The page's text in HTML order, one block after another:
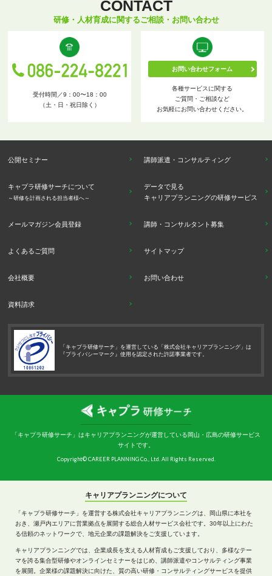
CONTACT
研修・人材育成に関するご相談・お問い合わせ
受付時間／9：00〜18：00
（土・日・祝日除く）
お問い合わせフォーム
各種サービスに関する
ご質問・ご相談など
お気軽にお問い合わせください。
公開セミナー 講師派遣・コンサルティング
キャプラ研修サーチについて
～研修を計画される担当者様へ～
データで見る
キャリアプランニングの研修サービス
メールマガジン会員登録 講師・コンサルタント募集
よくあるご質問 サイトマップ
会社概要 お問い合わせ
資料請求
「キャプラ研修サーチ」を運営している「株式会社キャリアプランニング」は
『プライバシーマーク』使用を認定された許諾事業者です。
「キャプラ研修サーチ」はキャリアプランニングが運営している岡山・広島の研修サービス
サイトです。
Copyright© CAREER PLANNING Co., Ltd. All Rights Reserved.
キャリアプランニングについて
「キャプラ研修サーチ」を運営する株式会社キャリアプランニングは、岡山県に本社を
おき、瀬戸内エリアに営業拠点を展開する総合人材サービス会社です。30年以上にわた
る信頼のネットワークで、地元企業の課題解決をご支援しています。
キャリアプランニングでは、企業成長を支える人材育成もご支援しており、多様なテー
マを誇る集合型研修やオンラインセミナーをはじめ、講師派遣やコンサルティング事業
を展開。企業様の課題解決に向けた、質の高い研修・コンサルティングサービスを提供